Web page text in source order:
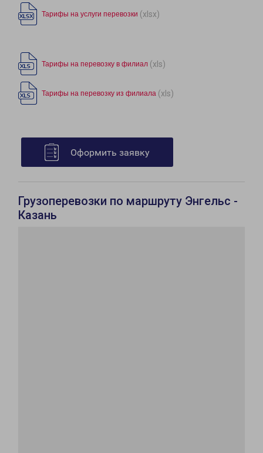
Тарифы на услуги перевозки (xlsx)
Тарифы на перевозку в филиал (xls)
Тарифы на перевозку из филиала (xls)
Оформить заявку
Грузоперевозки по маршруту Энгельс -
Казань